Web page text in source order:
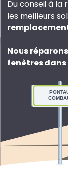
Du conseil à la
les meilleurs
Nous
fenêtres dans